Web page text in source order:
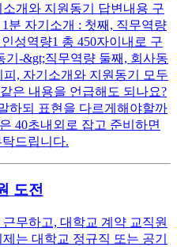
개와 지원동기 답변내용 구
분 자기소개 : 첫째, 직무역량
성역량1 총 450자이내로 구
기-&gt;직무역량 둘째, 회사동
, 자기소개와 지원동기 모두
은 내용을 언급해도 되나요?
하되 표현을 다르게해야할까
40초내외로 잡고 준비하면
드립니다.
도전
무하고, 대학교 계약 교직원
는 대학교 정규직 또는 공기